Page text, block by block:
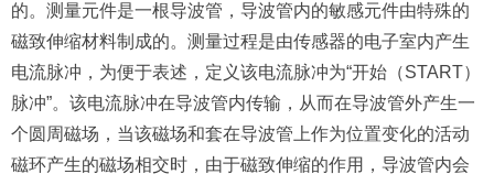
的。测量元件是一根导波管，导波管内的敏感元件由特殊的
磁致伸缩材料制成的。测量过程是由传感器的电子室内产生
电流脉冲，为便于表述，定义该电流脉冲为“开始（START）
脉冲”。该电流脉冲在导波管内传输，从而在导波管外产生一
个圆周磁场，当该磁场和套在导波管上作为位置变化的活动
磁环产生的磁场相交时，由于磁致伸缩的作用，导波管内会